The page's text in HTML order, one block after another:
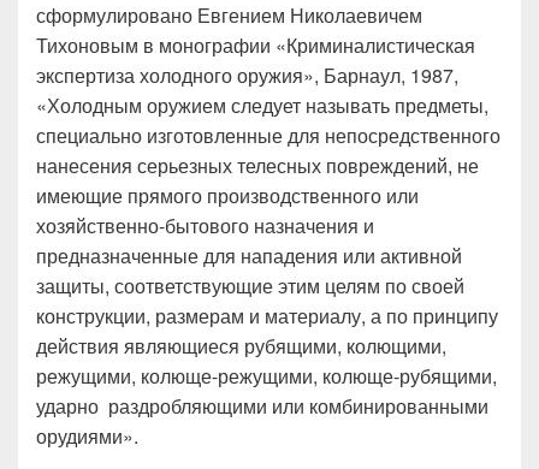
сформулировано Евгением Николаевичем
Тихоновым в монографии «Криминалистическая
экспертиза холодного оружия», Барнаул, 1987,
«Холодным оружием следует называть предметы,
специально изготовленные для непосредственного
нанесения серьезных телесных повреждений, не
имеющие прямого производственного или
хозяйственно-бытового назначения и
предназначенные для нападения или активной
защиты, соответствующие этим целям по своей
конструкции, размерам и материалу, а по принципу
действия являющиеся рубящими, колющими,
режущими, колюще-режущими, колюще-рубящими,
ударно раздробляющими или комбинированными
орудиями».